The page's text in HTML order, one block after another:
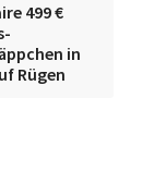
499 €
in
Rügen